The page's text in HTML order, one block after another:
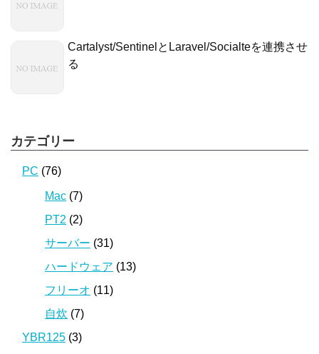
Cartalyst/SentinelとLaravel/Socialteを連携させ
る
カテゴリー
PC (76)
Mac (7)
PT2 (2)
サーバー (31)
ハードウェア (13)
フリーオ (11)
自炊 (7)
YBR125 (3)